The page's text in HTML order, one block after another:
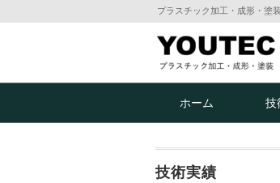
プラスチック加工・成形・塗
ホーム 技
技術実績